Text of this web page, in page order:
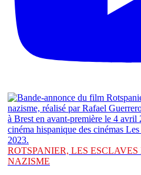
ROTSPANIER, LES
NAZISME